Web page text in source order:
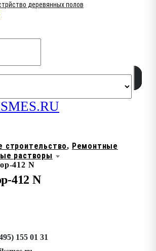
деревянных полов
строительство, Ремонтные
растворы
412 N
412 N
155 01 31